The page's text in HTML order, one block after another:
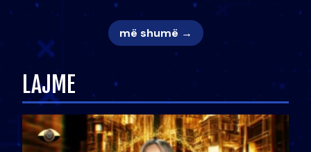
më shumë →
LAJME